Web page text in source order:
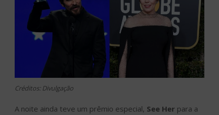
Créditos: Divulgação
A noite ainda teve um prêmio especial, See Her para a